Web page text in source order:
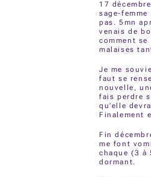
17
sage-
pas. 5mn
venais de
comment
malaises
Je me
faut se
nouvelle,
fais perdre
qu’elle
Finalement
Fin
me font
chaque (3 à
dormant.